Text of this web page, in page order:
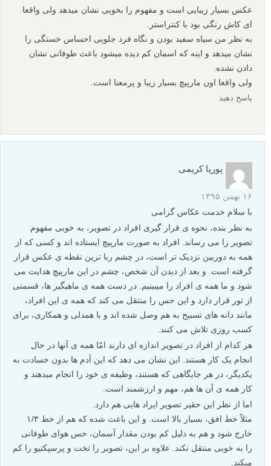
به محو کردن کنم تا چشمها با چرخش در صحنه مارپیچ خسته نشوند با
تشکر از عکاس عکس ولی زیباست
پاسخ دهید
به اصطلاحات و ترفند های عکاسی اشنایی دارید که اینده
خوبی رو برای شما پیش رو داره ،ولی اجازه بدید در چند
مورد با شما مخالفت کنم البته نظر شخصی من است و
عکاسی یه سبک شخصی
ابتدا در مورد عمق میدان و وجود ساحل : وجود ساحل در
عکس حس فرو رفتن در دریا رو از بین میبره و چشم رو
گمراه میکنه همچنین صرفا چون ماهیگیران تا زانو تو اب
هستند به معنی نزدیک بودن به ساحل نیست خیلی مناطق
مثل اشوراده تا چند صد متر اب از یک متر هم بالا تر نمیاد
بودن چوب و یا سنگ هم هرچند باعث عمق میدان میشه ولی
از ورود چشم به چرخه جلو گیری میکنه
وبر خلاف نظر شما راجب تاری و محو بودن به نظر بنده
نقطه عطف عکس همین چرخه است و ناخود اگاه چشم تک
تک نفرات را مورد بررسی قرار میده و این به اصل نحوه
ماهی گیری که داره انجام میشه ،گروهی و یکپارچه بودن کار
و ماهیگیران و هماهنگی انان تاکید میکنه
پاسخ دهید